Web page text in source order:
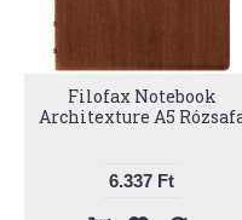
Filofax Notebook
Architexture A5
6.337 Ft